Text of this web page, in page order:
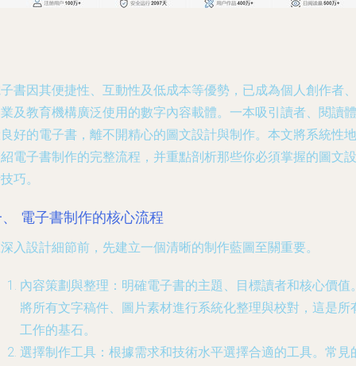
書因其便捷性、互動性及低成本等優勢，已成為個人創作者、
及教育機構廣泛使用的數字內容載體。一本吸引讀者、閱讀體
好的電子書，離不開精心的圖文設計與制作。本文將系統性地
電子書制作的完整流程，并重點剖析那些你必須掌握的圖文設
巧。
電子書制作的核心流程
入設計細節前，先建立一個清晰的制作藍圖至關重要。
內容策劃與整理 ：明確電子書的主題、目標讀者和核心價值
將所有文字稿件、圖片素材進行系統化整理與校對，這是所
工作的基石。
選擇制作工具 ：根據需求和技術水平選擇合適的工具。常見